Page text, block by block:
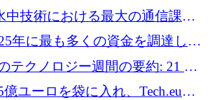
はそれを解決したいと考えて
中技術における最大の通信課題
組むために 16 万 2,000 ユーロを
年に最も多くの資金を調達した
テクノロジー週間の要約: 21 億
と Tech.eu Funding Explorer
ユーロを袋に入れ、Tech.eu